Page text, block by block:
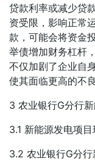
贷款利率或减少贷
资受限，影响正常
款，可能会将资金
举债增加财务杠杆
不仅加剧了企业自
使其面临更高的不
3 农业银行G分行
3.1 新能源发电项
3.2 农业银行G分